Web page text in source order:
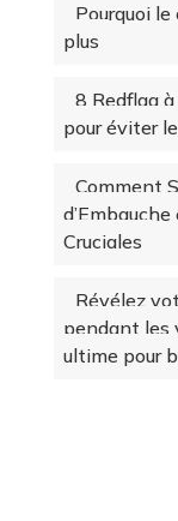
Pourquoi
plus
8 Redflag
pour éviter
Comment
Cruciales
Révélez
pendant les
ultime pour